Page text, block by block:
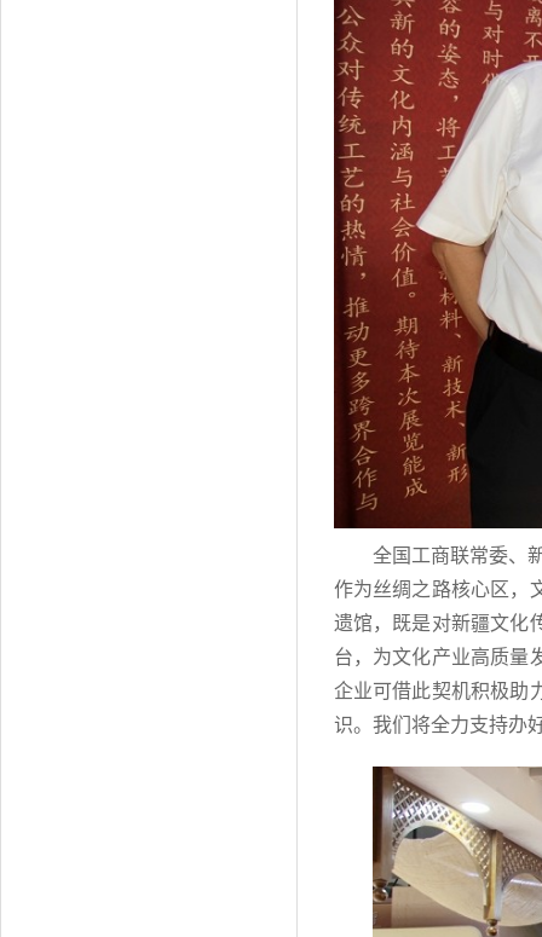
全国工商联常委、
作为丝绸之路核心区，
遗馆，既是对新疆文化
台，为文化产业高质量
企业可借此契机积极助
识。我们将全力支持办